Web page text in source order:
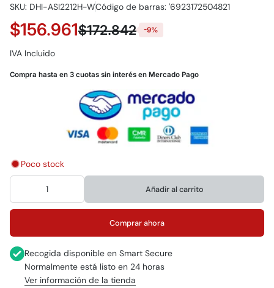
SKU: DHI-ASI2212H-WCódigo de barras: '6923172504821
$156.961$172.842 -9%
IVA Incluido
Compra hasta en 3 cuotas sin interés en Mercado Pago
Poco stock
Añadir al carrito
Comprar ahora
Recogida disponible en Smart Secure
Normalmente está listo en 24 horas
Ver información de la tienda